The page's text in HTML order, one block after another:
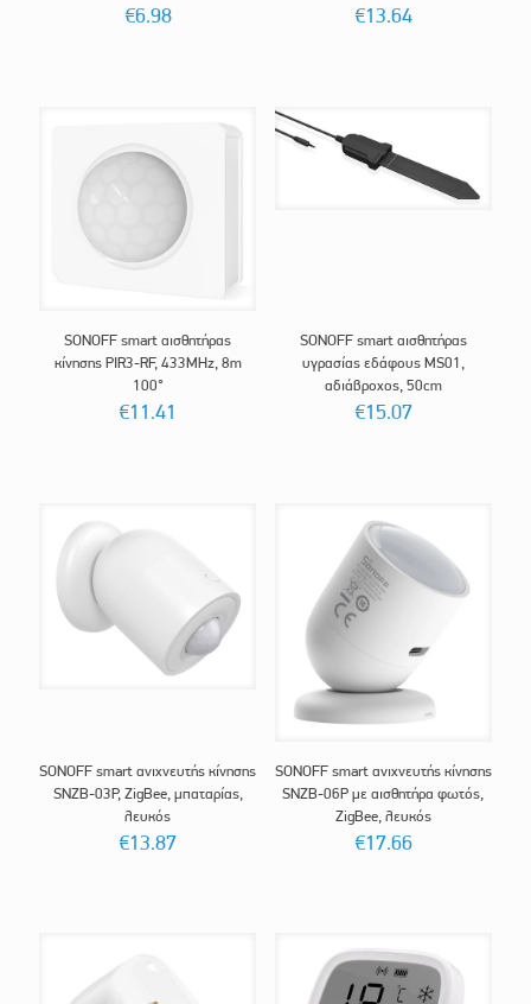
€6.98 €13.64
SONOFF smart αισθητήρας
κίνησης PIR3-RF, 433MHz, 8m
100°
€11.41
SONOFF smart αισθητήρας
υγρασίας εδάφους MS01,
αδιάβροχος, 50cm
€15.07
SONOFF smart ανιχνευτής κίνησης
SNZB-03P, ZigBee, μπαταρίας,
λευκός
€13.87
SONOFF smart ανιχνευτής κίνησης
SNZB-06P με αισθητήρα φωτός,
ZigBee, λευκός
€17.66